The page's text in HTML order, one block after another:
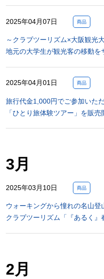
2025年04月07日 商品
～クラブツーリズム×大阪観光
地元の大学生が観光客の移動を
2025年04月01日 商品
旅行代金1,000円でご参加いた
「ひとり旅体験ツアー」を販売
3月
2025年03月10日 商品
ウォーキングから憧れの名山登
クラブツーリズム「『あるく
2月